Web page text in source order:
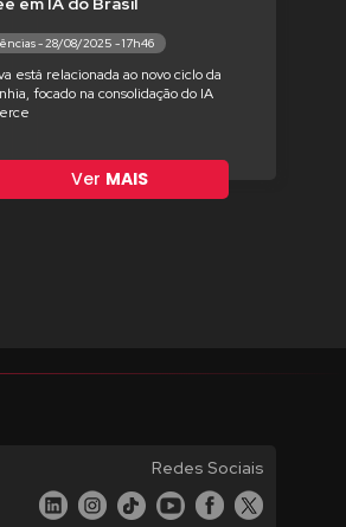
- 28/08/2025 - 17h46
está relacionada ao novo ciclo da
focado na consolidação do IA
Ver MAIS
Redes Sociais